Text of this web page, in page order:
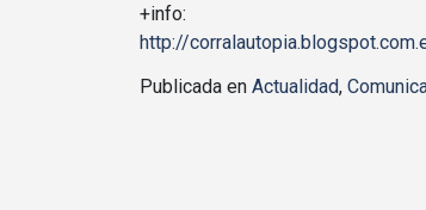
+info:
http://
Publicada en Actualidad,